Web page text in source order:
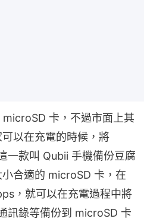
卡，不過市面上其
以在充電的時候，將
一款叫 Qubii 手機備份豆腐
合適的 microSD 卡，在
，就可以在充電過程中將
訊錄等備份到 microSD 卡